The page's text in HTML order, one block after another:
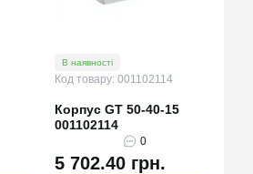
В наявності
Код товару: 001102114
Корпус GT 50-40-15
001102114
0
5 702.40 грн.